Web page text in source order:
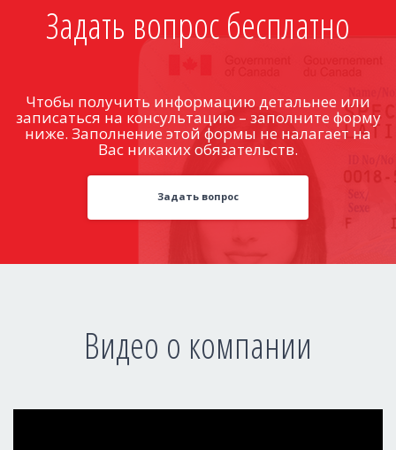
Задать вопрос бесплатно
Чтобы получить информацию детальнее или
записаться на консультацию – заполните форму
ниже. Заполнение этой формы не налагает на
Вас никаких обязательств.
Задать вопрос
Видео о компании